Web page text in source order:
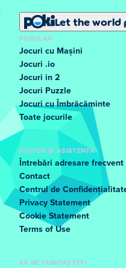
Let the world
POPULAR
Jocuri cu Mașini
Jocuri .io
Jocuri in 2
Jocuri Puzzle
Jocuri cu Îmbrăcăminte
Toate jocurile
AJUTOR ȘI ASISTENȚĂ
Întrebări adresare frecvent
Contact
Centrul de
Privacy Statement
Cookie Statement
Terms of Use
SĂ NE CUNOAȘTEȚI